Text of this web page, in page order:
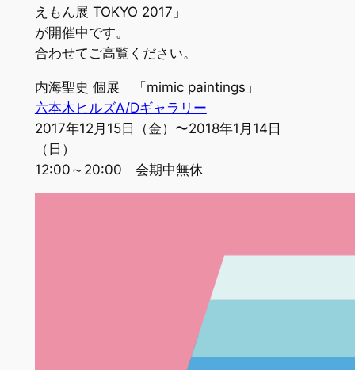
えもん展 TOKYO 2017」
が開催中です。
合わせてご高覧ください。
内海聖史 個展 「mimic paintings」
六本木ヒルズA/Dギャラリー
2017年12月15日（金）〜2018年1月14日
（日）
12:00～20:00 会期中無休